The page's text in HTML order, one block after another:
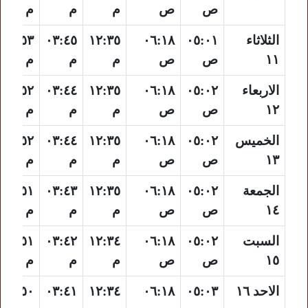
ص
ص
م
م
م
الثلاثاء
١١
٠٥:٠١
ص
٠٦:١٨
ص
١٢:٣٥
م
٠٣:٤٥
م
٠٦:٥٣
م
الاربعاء
١٢
٠٥:٠٢
ص
٠٦:١٨
ص
١٢:٣٥
م
٠٣:٤٤
م
٠٦:٥٢
م
الخميس
١٣
٠٥:٠٢
ص
٠٦:١٨
ص
١٢:٣٥
م
٠٣:٤٤
م
٠٦:٥٢
م
الجمعة
١٤
٠٥:٠٢
ص
٠٦:١٨
ص
١٢:٣٥
م
٠٣:٤٣
م
٠٦:٥١
م
السبت
١٥
٠٥:٠٢
ص
٠٦:١٨
ص
١٢:٣٤
م
٠٣:٤٢
م
٠٦:٥١
م
الاحد ١٦
٠٥:٠٣
٠٦:١٨
١٢:٣٤
٠٣:٤١
٠٦:٥٠